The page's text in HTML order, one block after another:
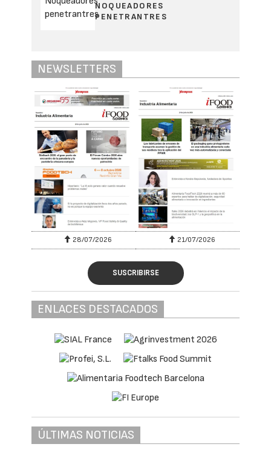
NOQUEADORES
PENETRANTRES
NEWSLETTERS
28/07/2026 21/07/2026
SUSCRIBIRSE
ENLACES DESTACADOS
ÚLTIMAS NOTICIAS